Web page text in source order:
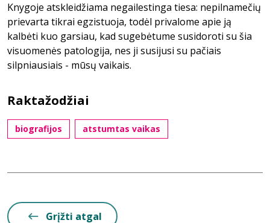
Knygoje atskleidžiama negailestinga tiesa: nepilnamečių
prievarta tikrai egzistuoja, todėl privalome apie ją
kalbėti kuo garsiau, kad sugebėtume susidoroti su šia
visuomenės patologija, nes ji susijusi su pačiais
silpniausiais - mūsų vaikais.
Raktažodžiai
biografijos atstumtas vaikas
Grįžti atgal